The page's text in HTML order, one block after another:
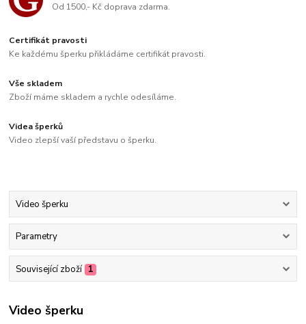
Od 1500,- Kč doprava zdarma.
Certifikát pravosti
Ke každému šperku přikládáme certifikát pravosti.
Vše skladem
Zboží máme skladem a rychle odesíláme.
Videa šperků
Video zlepší vaší představu o šperku.
Video šperku
Parametry
Související zboží 1
Video šperku